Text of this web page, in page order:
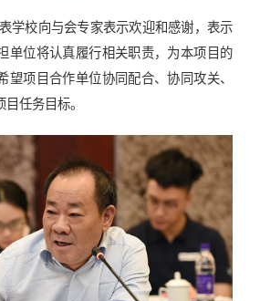
学校向与会专家表示欢迎和感谢，表示
单位将认真履行相关职责，为本项目的
望项目合作单位协同配合、协同攻关、
任务目标。